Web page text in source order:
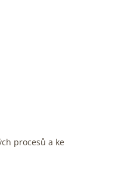
procesů a ke